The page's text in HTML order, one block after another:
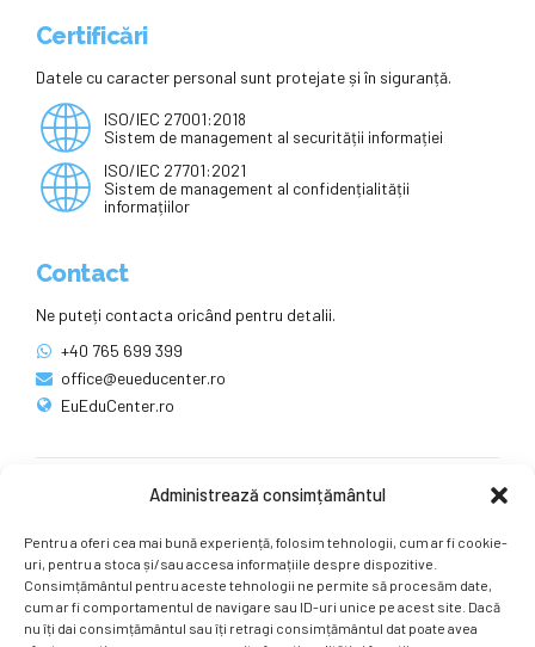
Administrează consimțământul
Pentru a oferi cea mai bună experiență, folosim tehnologii, cum ar fi cookie-
uri, pentru a stoca și/sau accesa informațiile despre dispozitive.
Consimțământul pentru aceste tehnologii ne permite să procesăm date,
cum ar fi comportamentul de navigare sau ID-uri unice pe acest site. Dacă
nu îți dai consimțământul sau îți retragi consimțământul dat poate avea
Certificări
Datele cu caracter personal sunt protejate și în siguranță.
ISO/IEC 27001:2018
Sistem de management al securității informației
ISO/IEC 27701:2021
Sistem de management al confidențialității
informațiilor
Contact
Ne puteți contacta oricând pentru detalii.
+40 765 699 399
office@eueducenter.ro
EuEduCenter.ro
Ne puteți găsi și pe rețelele sociale.